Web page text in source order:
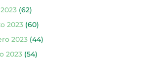
(62)
2023(60)
2023(44)
2023(54)